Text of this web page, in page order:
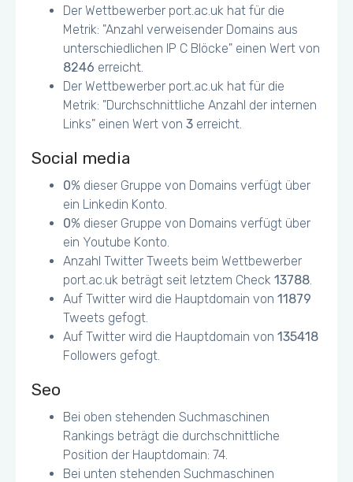
Der Wettbewerber port.ac.uk hat für die
Metrik: "Anzahl verweisender Domains aus
unterschiedlichen IP C Blöcke" einen Wert von
8246 erreicht.
Der Wettbewerber port.ac.uk hat für die
Metrik: "Durchschnittliche Anzahl der internen
Links" einen Wert von 3 erreicht.
Social media
0% dieser Gruppe von Domains verfügt über
ein Linkedin Konto.
0% dieser Gruppe von Domains verfügt über
ein Youtube Konto.
Anzahl Twitter Tweets beim Wettbewerber
port.ac.uk beträgt seit letztem Check 13788.
Auf Twitter wird die Hauptdomain von 11879
Tweets gefogt.
Auf Twitter wird die Hauptdomain von 135418
Followers gefogt.
Seo
Bei oben stehenden Suchmaschinen
Rankings beträgt die durchschnittliche
Position der Hauptdomain: 74.
Bei unten stehenden Suchmaschinen